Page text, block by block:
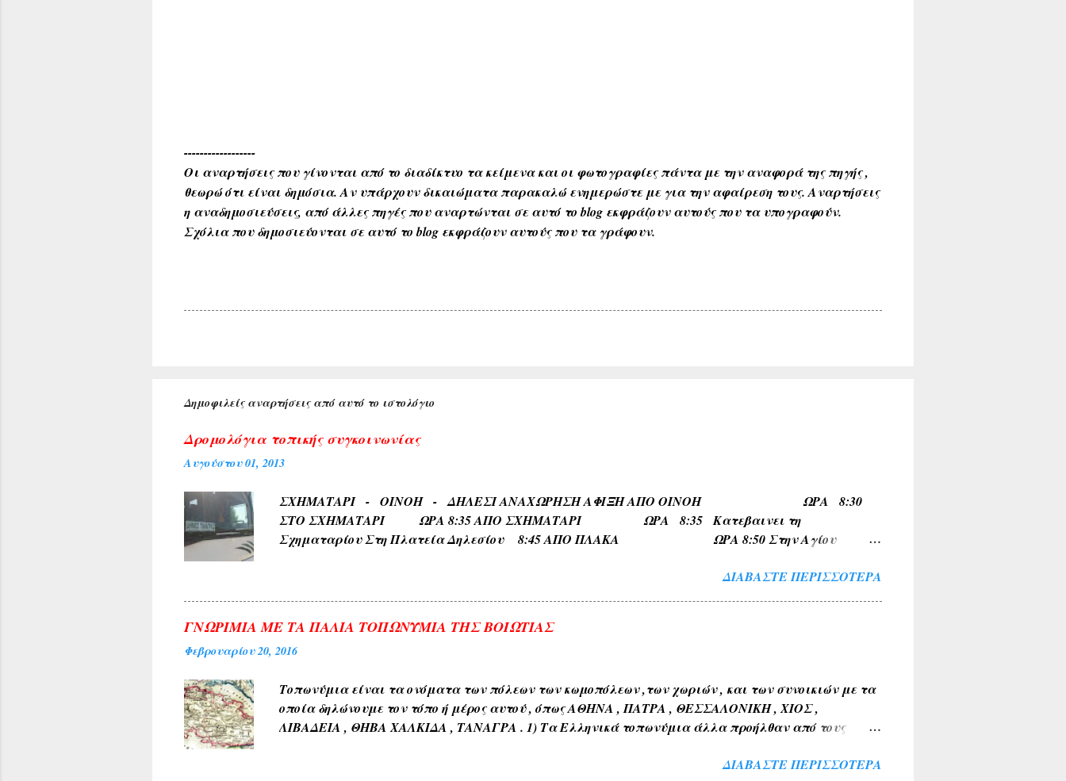
------------------
Οι αναρτήσεις που γίνονται από το διαδίκτυο τα κείμενα και οι φωτογραφίες πάντα με την αναφορά της πηγής ,
θεωρώ ότι είναι δημόσια. Αν υπάρχουν δικαιώματα παρακαλώ ενημερώστε με για την αφαίρεση τους. Αναρτήσεις
η αναδημοσιεύσεις, από άλλες πηγές που αναρτώνται σε αυτό το blog εκφράζουν αυτούς που τα υπογραφούν.
Σχόλια που δημοσιεύονται σε αυτό το blog εκφράζουν αυτούς που τα γράφουν.
Δημοφιλείς αναρτήσεις από αυτό το ιστολόγιο
Δρομολόγια τοπικής συγκοινωνίας
Αυγούστου 01, 2013
ΣΧΗΜΑΤΑΡΙ - ΟΙΝΟΗ - ΔΗΛΕΣΙ ΑΝΑΧΩΡΗΣΗ ΑΦΙΞΗ ΑΠΟ ΟΙΝΟΗ ΩΡΑ 8:30
ΣΤΟ ΣΧΗΜΑΤΑΡΙ ΩΡΑ 8:35 ΑΠΟ ΣΧΗΜΑΤΑΡΙ ΩΡΑ 8:35 Κατεβαινει τη
Σχηματαρίου Στη Πλατεία Δηλεσίου 8:45 ΑΠΟ ΠΛΑΚΑ ΩΡΑ 8:50 Στην Αγίου
ΔΙΑΒΆΣΤΕ ΠΕΡΙΣΣΌΤΕΡΑ
ΓΝΩΡΙΜΙΑ ΜΕ ΤΑ ΠΑΛΙΑ ΤΟΠΩΝΥΜΙΑ ΤΗΣ ΒΟΙΩΤΙΑΣ
Φεβρουαρίου 20, 2016
Τοπωνύμια είναι τα ονόματα των πόλεων των κωμοπόλεων ,των χωριών , και των συνοικιών με τα
οποία δηλώνουμε τον τόπο ή μέρος αυτού , όπως ΑΘΗΝΑ , ΠΑΤΡΑ , ΘΕΣΣΑΛΟΝΙΚΗ , ΧΙΟΣ ,
ΛΙΒΑΔΕΙΑ , ΘΗΒΑ ΧΑΛΚΙΔΑ , ΤΑΝΑΓΡΑ . 1) Τα Ελληνικά τοπωνύμια άλλα προήλθαν από τους
φύσεως και διαπλάσεως του εδάφους όπως ( ΚΑΜΠΟΣ , ΜΑΚΡΥΚΑΜΠΟΣ , ΒΑΘΥΛΑΚΟΣ ) . 3) Από το
ΔΙΑΒΆΣΤΕ ΠΕΡΙΣΣΌΤΕΡΑ